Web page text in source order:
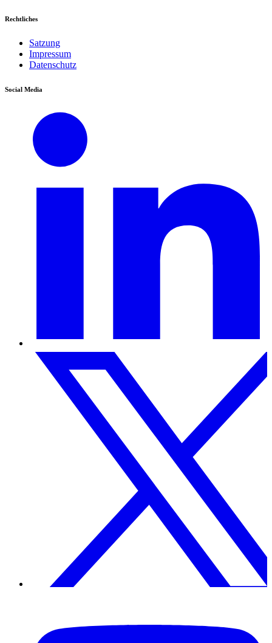
Rechtliches
Satzung
Impressum
Datenschutz
Social Media